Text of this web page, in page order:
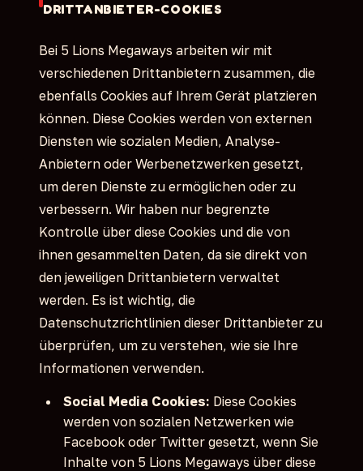
DRITTANBIETER-COOKIES
Bei 5 Lions Megaways arbeiten wir mit
verschiedenen Drittanbietern zusammen, die
ebenfalls Cookies auf Ihrem Gerät platzieren
können. Diese Cookies werden von externen
Diensten wie sozialen Medien, Analyse-
Anbietern oder Werbenetzwerken gesetzt,
um deren Dienste zu ermöglichen oder zu
verbessern. Wir haben nur begrenzte
Kontrolle über diese Cookies und die von
ihnen gesammelten Daten, da sie direkt von
den jeweiligen Drittanbietern verwaltet
werden. Es ist wichtig, die
Datenschutzrichtlinien dieser Drittanbieter zu
überprüfen, um zu verstehen, wie sie Ihre
Informationen verwenden.
Social Media Cookies: Diese Cookies
werden von sozialen Netzwerken wie
Facebook oder Twitter gesetzt, wenn Sie
Inhalte von 5 Lions Megaways über diese